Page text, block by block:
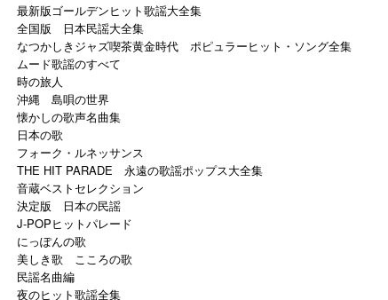
最新版ゴールデンヒット歌謡大全集
全国版 日本民謡大全集
なつかしきジャズ喫茶黄金時代 ポピュラーヒット・ソング全集
ムード歌謡のすべて
時の旅人
沖縄 島唄の世界
懐かしの歌声名曲集
日本の歌
フォーク・ルネッサンス
THE HIT PARADE 永遠の歌謡ポップス大全集
音蔵ベストセレクション
決定版 日本の民謡
J-POPヒットパレード
にっぽんの歌
美しき歌 こころの歌
民謡名曲編
夜のヒット歌謡全集